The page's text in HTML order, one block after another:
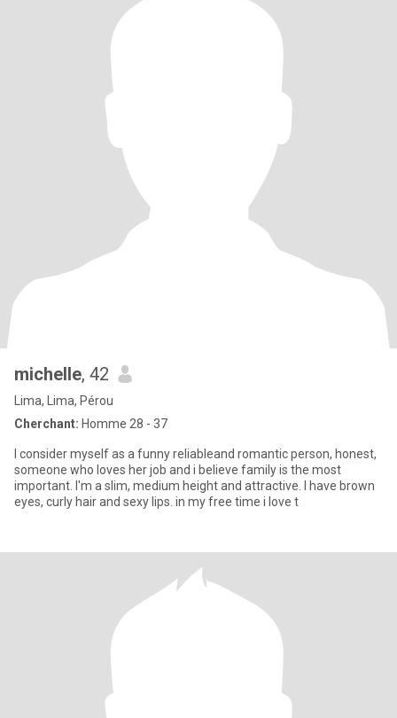
michelle, 42
Lima, Lima, Pérou
Cherchant: Homme 28 - 37
I consider myself as a funny reliableand romantic person, honest,
someone who loves her job and i believe family is the most
important. I'm a slim, medium height and attractive. I have brown
eyes, curly hair and sexy lips. in my free time i love t